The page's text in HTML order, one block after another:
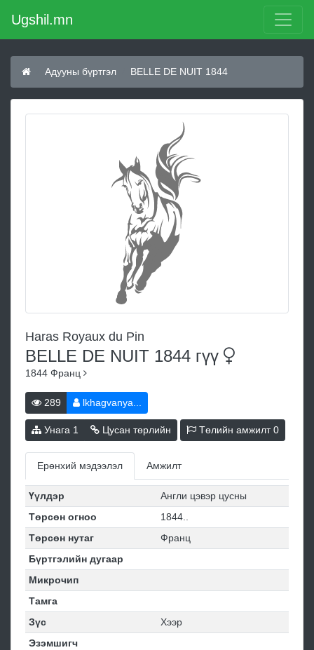
Ugshil.mn
Адууны бүртгэл BELLE DE NUIT 1844
Haras Royaux du Pin
BELLE DE NUIT 1844 гүү
1844 Франц
289 lkhagvanya...
Унага 1 Цусан төрлийн Төлийн амжилт0
Ерөнхий мэдээлэл Амжилт
Үүлдэр
Англи цэвэр цусны
Төрсөн огноо
1844..
Төрсөн нутаг
Франц
Бүртгэлийн дугаар
Микрочип
Тамга
Зүс
Хээр
Эзэмшигч